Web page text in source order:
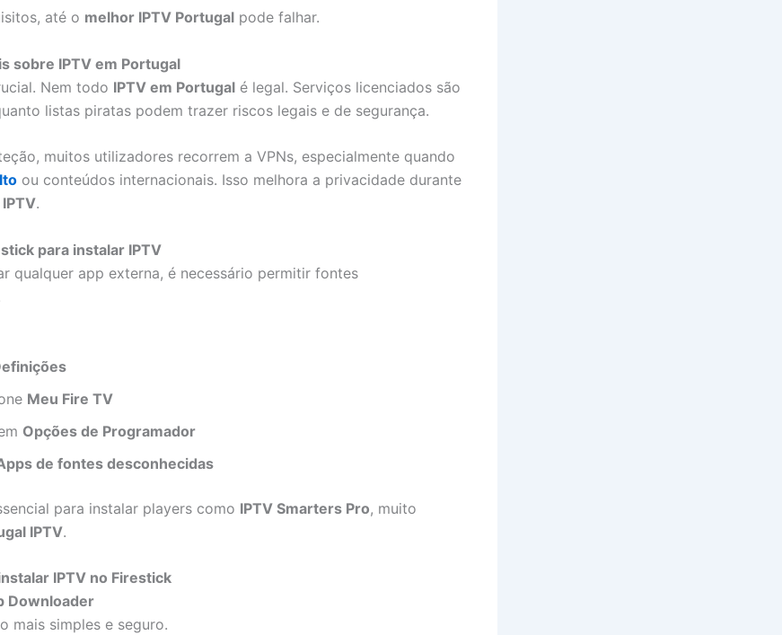
até o melhor IPTV Portugal pode falhar.
sobre IPTV em Portugal
Nem todo IPTV em Portugal é legal. Serviços licenciados são
listas piratas podem trazer riscos legais e de segurança.
muitos utilizadores recorrem a VPNs, especialmente quando
ou conteúdos internacionais. Isso melhora a privacidade durante
.
para instalar IPTV
qualquer app externa, é necessário permitir fontes
Meu Fire TV
Opções de Programador
de fontes desconhecidas
para instalar players como IPTV Smarters Pro, muito
IPTV.
IPTV no Firestick
Downloader
mais simples e seguro.